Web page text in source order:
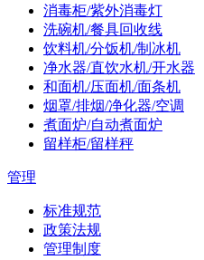
消毒柜/紫外消毒灯
洗碗机/餐具回收线
饮料机/分饭机/制冰机
净水器/直饮水机/开水器
和面机/压面机/面条机
烟罩/排烟/净化器/空调
煮面炉/自动煮面炉
留样柜/留样秤
管理
标准规范
政策法规
管理制度